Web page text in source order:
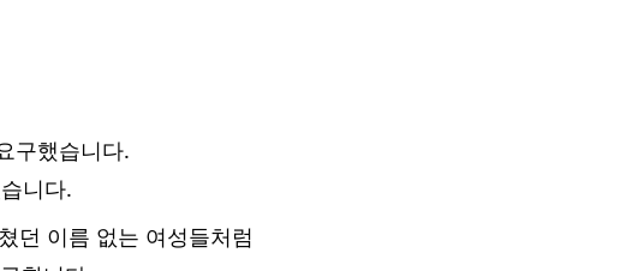
구했습니다.
니다.
던 이름 없는 여성들처럼